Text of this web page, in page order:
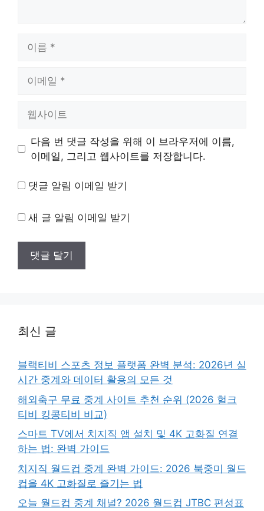
트
다음 번 댓글 작성을 위해 이 브라우저에 이름,
이메일, 그리고 웹사이트를 저장합니다.
댓글 알림 이메일 받기
새 글 알림 이메일 받기
최신 글
블랙티비 스포츠 정보 플랫폼 완벽 분석: 2026년 실
시간 중계와 데이터 활용의 모든 것
해외축구 무료 중계 사이트 추천 순위 (2026 헐크
티비 킹콩티비 비교)
스마트 TV에서 치지직 앱 설치 및 4K 고화질 연결
하는 법: 완벽 가이드
치지직 월드컵 중계 완벽 가이드: 2026 북중미 월드
컵을 4K 고화질로 즐기는 법
오늘 월드컵 중계 채널? 2026 월드컵 JTBC 편성표